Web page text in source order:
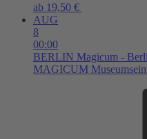
ab 19,50 €
AUG
8
00:00
BERLIN Magicum -
MAGICUM